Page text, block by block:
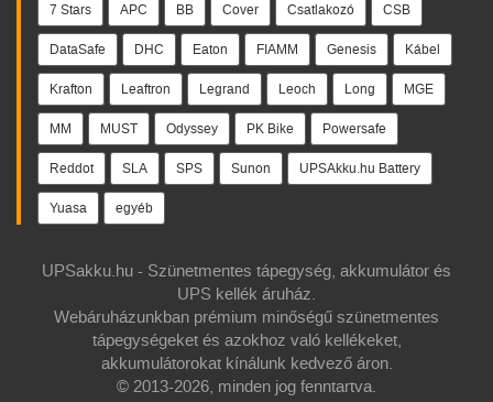
7 Stars APC BB Cover Csatlakozó CSB
DataSafe DHC Eaton FIAMM Genesis Kábel
Krafton Leaftron Legrand Leoch Long MGE
MM MUST Odyssey PK Bike Powersafe
Reddot SLA SPS Sunon UPSAkku.hu Battery
Yuasa egyéb
UPSakku.hu - Szünetmentes tápegység, akkumulátor és
UPS kellék áruház.
Webáruházunkban prémium minőségű szünetmentes
tápegységeket és azokhoz való kellékeket,
akkumulátorokat kínálunk kedvező áron.
© 2013-2026, minden jog fenntartva.